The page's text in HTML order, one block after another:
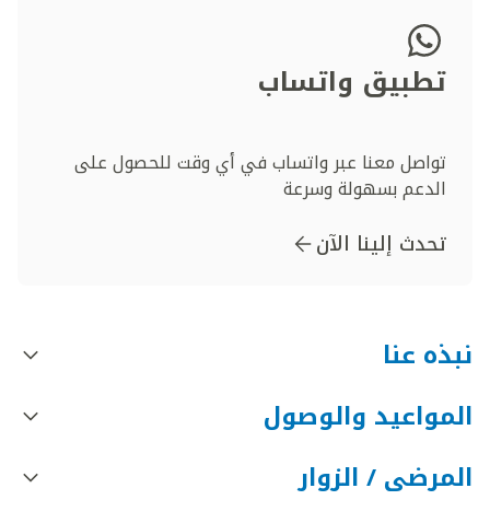
تطبيق واتساب
تواصل معنا عبر واتساب في أي وقت للحصول على
الدعم بسهولة وسرعة
تحدث إلينا الآن
نبذه عنا
المواعيد والوصول
المرضى / الزوار